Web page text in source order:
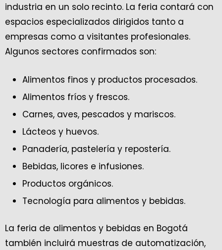
industria en un solo recinto. La feria contará con
espacios especializados dirigidos tanto a
empresas como a visitantes profesionales.
Algunos sectores confirmados son:
Alimentos finos y productos procesados.
Alimentos fríos y frescos.
Carnes, aves, pescados y mariscos.
Lácteos y huevos.
Panadería, pastelería y repostería.
Bebidas, licores e infusiones.
Productos orgánicos.
Tecnología para alimentos y bebidas.
La feria de alimentos y bebidas en Bogotá
también incluirá muestras de automatización,